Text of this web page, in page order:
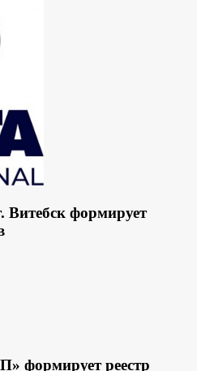
формирует
формирует реестр